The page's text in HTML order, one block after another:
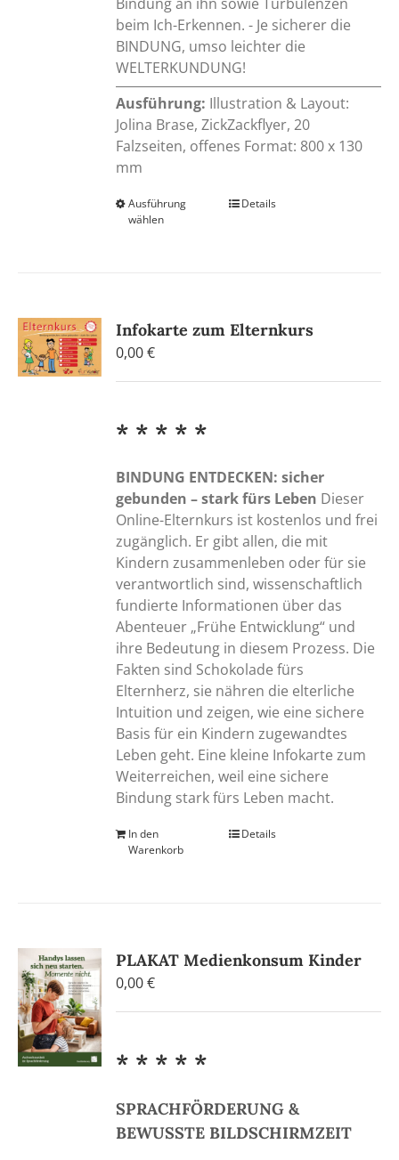
beim Ich-Erkennen. - Je sicherer die
BINDUNG, umso leichter die
WELTERKUNDUNG!
Ausführung: Illustration & Layout:
Jolina Brase, ZickZackflyer, 20
Falzseiten, offenes Format: 800 x 130
mm
Ausführung
wählen
Dieses
Die
können
werden
Details
Infokarte zum Elternkurs
0,00€
* * * * *
BINDUNG ENTDECKEN: sicher
gebunden – stark fürs Leben Dieser
Online-Elternkurs ist kostenlos und frei
zugänglich. Er gibt allen, die mit
Kindern zusammenleben oder für sie
verantwortlich sind, wissenschaftlich
fundierte Informationen über das
Abenteuer „Frühe Entwicklung“ und
ihre Bedeutung in diesem Prozess. Die
Fakten sind Schokolade fürs
Elternherz, sie nähren die elterliche
Intuition und zeigen, wie eine sichere
Basis für ein Kindern zugewandtes
Leben geht. Eine kleine Infokarte zum
Weiterreichen, weil eine sichere
Bindung stark fürs Leben macht.
In den
Warenkorb
Details
PLAKAT Medienkonsum Kinder
0,00€
* * * * *
SPRACHFÖRDERUNG &
BEWUSSTE BILDSCHIRMZEIT